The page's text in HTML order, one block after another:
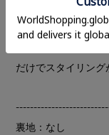
サイズ調整が可能
能性にも優れたデ
だけでスタイリング
裏地：なし